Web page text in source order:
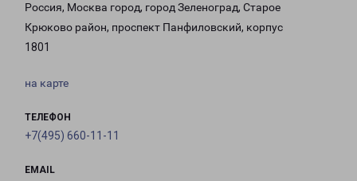
Россия, Москва город, город Зеленоград, Старое
Крюково район, проспект Панфиловский, корпус
1801
на карте
ТЕЛЕФОН
+7(495) 660-11-11
EMAIL